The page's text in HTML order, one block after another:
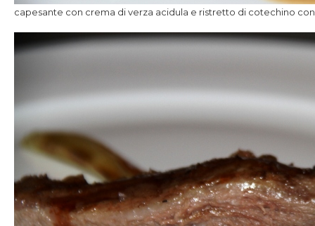
capesante con crema di verza acidula e ristretto di cotechino